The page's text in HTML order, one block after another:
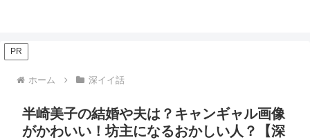
PR
ホーム 深イイ話
半崎美子の結婚や夫は？キャンギャル画像
がかわいい！坊主になるおかしい人？【深